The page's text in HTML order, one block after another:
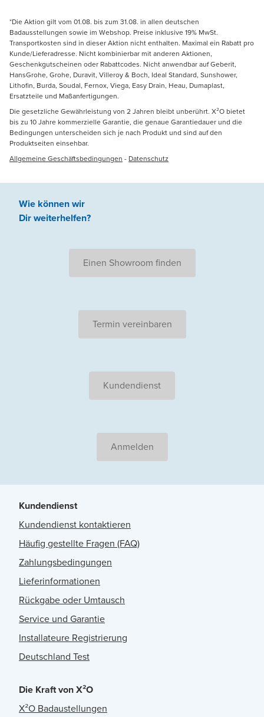
*Die Aktion gilt vom 01.08. bis zum 31.08. in allen deutschen
Badausstellungen sowie im Webshop. Preise inklusive 19% MwSt.
Transportkosten sind in dieser Aktion nicht enthalten. Maximal ein Rabatt pro
Kunde/Lieferadresse. Nicht kombinierbar mit anderen Aktionen,
Geschenkgutscheinen oder Rabattcodes. Nicht anwendbar auf Geberit,
HansGrohe, Grohe, Duravit, Villeroy & Boch, Ideal Standard, Sunshower,
Lithofin, Burda, Soudal, Fernox, Viega, Easy Drain, Heau, Dumaplast,
Ersatzteile und Maßanfertigungen.
Die gesetzliche Gewährleistung von 2 Jahren bleibt unberührt. X²O bietet
bis zu 10 Jahre kommerzielle Garantie, die genaue Garantiedauer und die
Bedingungen unterscheiden sich je nach Produkt und sind auf den
Produktseiten einsehbar.
Allgemeine Geschäftsbedingungen - Datenschutz
Wie können wir
Dir weiterhelfen?
Einen Showroom finden
Termin vereinbaren
Kundendienst
Anmelden
Kundendienst
Kundendienst kontaktieren
Häufig gestellte Fragen (FAQ)
Zahlungsbedingungen
Lieferinformationen
Rückgabe oder Umtausch
Service und Garantie
Installateure Registrierung
Deutschland Test
Die Kraft von X²O
X²O Badaustellungen